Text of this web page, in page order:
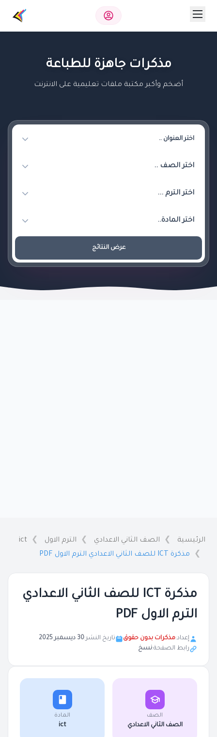
مذكرات جاهزة للطباعة
أضخم وأكبر مكتبة ملفات تعليمية على الانترنت
عرض النتائج
الرئيسية الصف الثاني الاعدادي الترم الاول
ict
مذكرة ICT للصف الثاني الاعدادي الترم الاول PDF
مذكرة ICT للصف الثاني الاعدادي
الترم الاول PDF
إعداد:مذكرات بدون حقوق تاريخ النشر:30 ديسمبر 2025
رابط الصفحة:نسخ
الصف
الصف الثاني الاعدادي
المادة
ict